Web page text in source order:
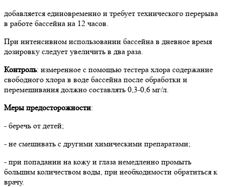
добавляется единовременно и требует технического перерыва
в работе бассейна на 12 часов.
При интенсивном использовании бассейна в дневное время
дозировку следует увеличить в два раза.
Контроль: измеренное с помощью тестера хлора содержание
свободного хлора в воде бассейна после обработки и
перемешивания должно составлять 0,3-0,6 мг/л.
Меры предосторожности:
- беречь от детей;
- не смешивать с другими химическими препаратами;
- при попадании на кожу и глаза немедленно промыть
большим количеством воды, при необходимости обратиться к
врачу.